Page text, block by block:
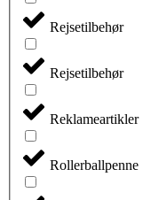
Rejsetilbehør
Rejsetilbehør
Reklameartikler
Rollerballpenne